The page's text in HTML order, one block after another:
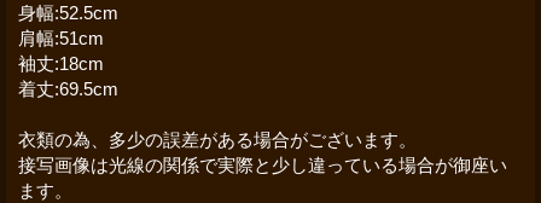
身幅:52.5cm
肩幅:51cm
袖丈:18cm
着丈:69.5cm
衣類の為、多少の誤差がある場合がございます。
接写画像は光線の関係で実際と少し違っている場合が御座い
ます。